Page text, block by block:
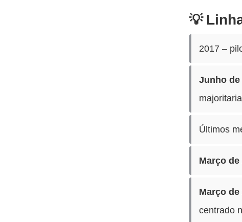
2017 –
Junho de
Últimos
Março de
Março de
centrado